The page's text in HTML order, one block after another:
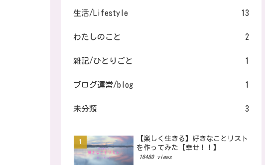
生活/Lifestyle 13
わたしのこと 2
雑記/ひとりごと 1
ブログ運営/blog 1
未分類 3
【楽しく生きる】好きなことリスト
を作ってみた【幸せ！！】
16480 views